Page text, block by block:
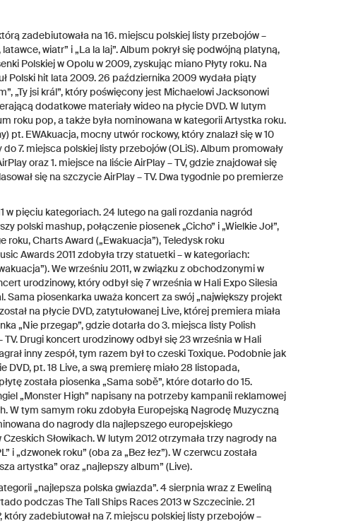
zadebiutowała na 16. miejscu polskiej listy przebojów –
wiatr” i „La la laj”. Album pokrył się podwójną platyną,
Polskiej w Opolu w 2009, zyskując miano Płyty roku. Na
Polski hit lata 2009. 26 października 2009 wydała piąty
„Ty jsi král”, który poświęcony jest Michaelowi Jacksonowi
dodatkowe materiały wideo na płycie DVD. W lutym
roku pop, a także była nominowana w kategorii Artystka roku.
EWAkuacja, mocny utwór rockowy, który znalazł się w 10
7. miejsca polskiej listy przebojów (OLiS). Album promowały
oraz 1. miejsce na liście AirPlay – TV, gdzie znajdował się
się na szczycie AirPlay – TV. Dwa tygodnie po premierze
w pięciu kategoriach. 24 lutego na gali rozdania nagród
polski mashup, połączenie piosenek „Cicho” i „Wielkie Joł”,
Charts Award („Ewakuacja”), Teledysk roku
Awards 2011 zdobyła trzy statuetki – w kategoriach:
We wrześniu 2011, w związku z obchodzonymi w
urodzinowy, który odbył się 7 września w Hali Expo Silesia
Sama piosenkarka uważa koncert za swój „największy projekt
na płycie DVD, zatytułowanej Live, której premiera miała
„Nie przegap”, gdzie dotarła do 3. miejsca listy Polish
Drugi koncert urodzinowy odbył się 23 września w Hali
inny zespół, tym razem był to czeski Toxique. Podobnie jak
DVD, pt. 18 Live, a swą premierę miało 28 listopada,
została piosenka „Sama sobě”, które dotarło do 15.
„Monster High” napisany na potrzeby kampanii reklamowej
W tym samym roku zdobyła Europejską Nagrodę Muzyczną
do nagrody dla najlepszego europejskiego
Słowikach. W lutym 2012 otrzymała trzy nagrody na
i „dzwonek roku” (oba za „Bez łez”). W czerwcu została
artystka” oraz „najlepszy album” (Live).
„najlepsza polska gwiazda”. 4 sierpnia wraz z Eweliną
podczas The Tall Ships Races 2013 w Szczecinie. 21
zadebiutował na 7. miejscu polskiej listy przebojów –